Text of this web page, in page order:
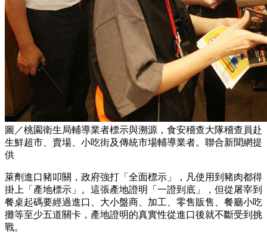
圖／桃園衛生局輔導業者標示與溯源，食安稽查大隊稽查員赴
生鮮超市、賣場、小吃街及傳統市場輔導業者。聯合新聞網提
供
萊劑進口豬叩關，政府強打「全面標示」，凡使用到豬肉都得
掛上「產地標示」。這張產地證明「一證到底」，但從屠宰到
餐桌起碼要經過進口、大小盤商、加工、零售販售、餐廳小吃
攤等至少五道關卡，產地證明的真實性從進口後就不斷受到挑
戰。